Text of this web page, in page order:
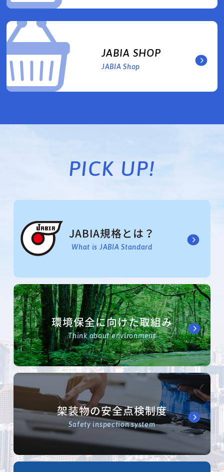
JABIA SHOP
JABIA Shop
PICK UP!
JABIA規格とは？
What is JABIA Standard
環境保全に向けた取組み
Think about environment
架装物の安全点検制度
Safety inspection system